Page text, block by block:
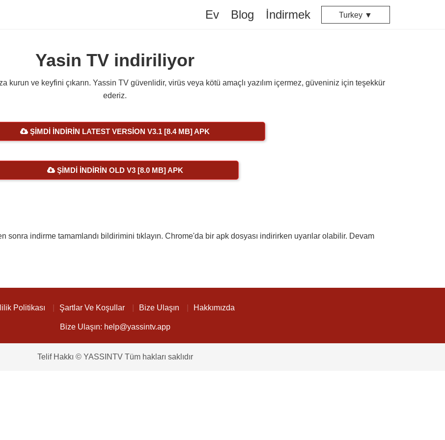
Ev Blog İndirmek Turkey ▼
Yasin TV indiriliyor
kurun ve keyfini çıkarın. Yassin TV güvenlidir, virüs veya kötü amaçlı yazılım içermez, güveniniz için teşekkür
ederiz.
ŞIMDI İNDIRIN LATEST VERSION V3.1 [8.4 MB] APK
ŞIMDI İNDIRIN OLD V3 [8.0 MB] APK
sonra indirme tamamlandı bildirimini tıklayın. Chrome'da bir apk dosyası indirirken uyarılar olabilir. Devam
Politikası Şartlar Ve Koşullar Bize Ulaşın Hakkımızda
Bize Ulaşın: help@yassintv.app
Telif Hakkı © YASSINTV Tüm hakları saklıdır